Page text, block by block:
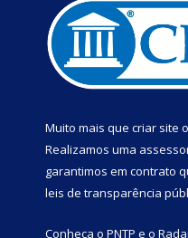
Muito mais que criar site
Realizamos uma
garantimos em contrato
leis de transparência
Conheça o PNTP e o